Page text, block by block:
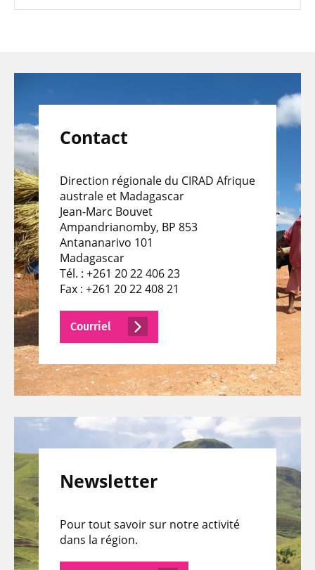
Contact
Direction régionale du CIRAD Afrique
australe et Madagascar
Jean-Marc Bouvet
Ampandrianomby, BP 853
Antananarivo 101
Madagascar
Tél. : +261 20 22 406 23
Fax : +261 20 22 408 21
Courriel
Newsletter
Pour tout savoir sur notre activité
dans la région.